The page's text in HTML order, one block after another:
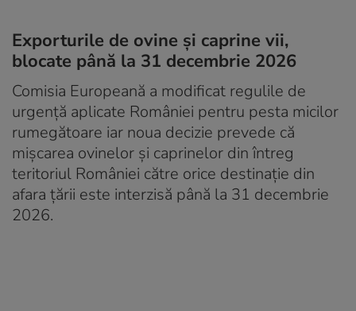
Exporturile de ovine și caprine vii,
blocate până la 31 decembrie 2026
Comisia Europeană a modificat regulile de
urgență aplicate României pentru pesta micilor
rumegătoare iar noua decizie prevede că
mișcarea ovinelor și caprinelor din întreg
teritoriul României către orice destinație din
afara țării este interzisă până la 31 decembrie
2026.